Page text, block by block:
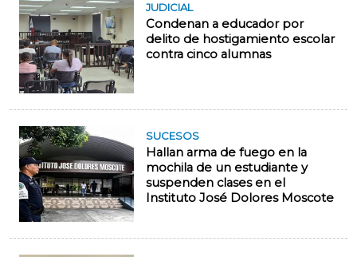
JUDICIAL
Condenan a educador por
delito de hostigamiento escolar
contra cinco alumnas
SUCESOS
Hallan arma de fuego en la
mochila de un estudiante y
suspenden clases en el
Instituto José Dolores Moscote